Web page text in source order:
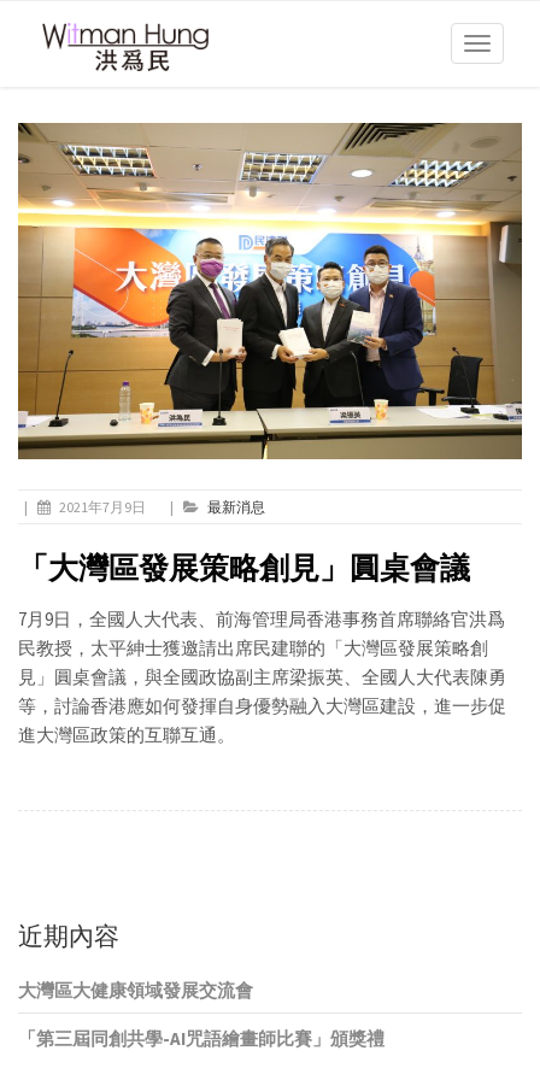
Toggle
| 2021年7月9日 | 最新消息
「大灣區發展策略創見」圓桌會議
7月9日，全國人大代表、前海管理局香港事務首席聯絡官洪爲
民教授，太平紳士獲邀請出席民建聯的「大灣區發展策略創
見」圓桌會議，與全國政協副主席梁振英、全國人大代表陳勇
等，討論香港應如何發揮自身優勢融入大灣區建設，進一步促
進大灣區政策的互聯互通。
近期內容
大灣區大健康領域發展交流會
「第三屆同創共學-AI咒語繪畫師比賽」頒獎禮